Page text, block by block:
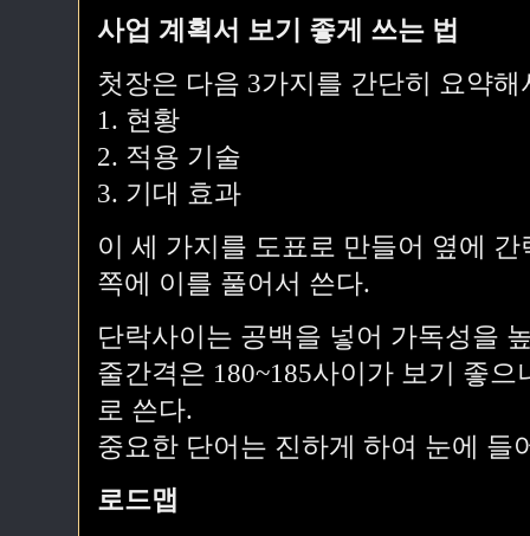
사업 계획서 보기 좋게 쓰는 법
첫장은 다음 3가지를 간단히 요약해
1. 현황
2. 적용 기술
3. 기대 효과
이 세 가지를 도표로 만들어 옆에
쪽에 이를 풀어서 쓴다.
단락사이는 공백을 넣어 가독성을
줄간격은 180~185사이가 보기 좋
로 쓴다.
중요한 단어는 진하게 하여 눈에 들
로드맵